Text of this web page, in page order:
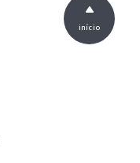
início